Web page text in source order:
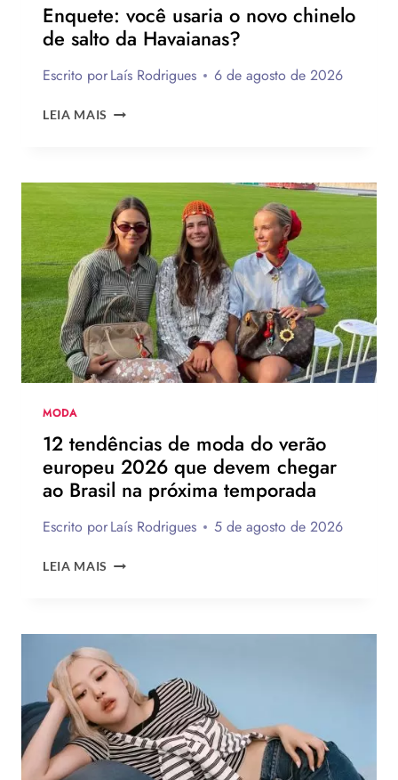
Enquete: você usaria o novo chinelo
de salto da Havaianas?
Escrito porLaís Rodrigues 6 de agosto de 2026
LEIA MAIS ENQUETE:
NOVO
CHINELO
DE
SALTO
DA
HAVAIANAS?
MODA
12 tendências de moda do verão
europeu 2026 que devem chegar
ao Brasil na próxima temporada
Escrito porLaís Rodrigues 5 de agosto de 2026
LEIA MAIS
DO
VERÃO
EUROPEU
2026
QUE
DEVEM
CHEGAR
AO